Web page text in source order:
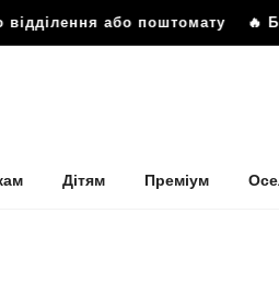
або поштомату🔥
Дітям Преміум